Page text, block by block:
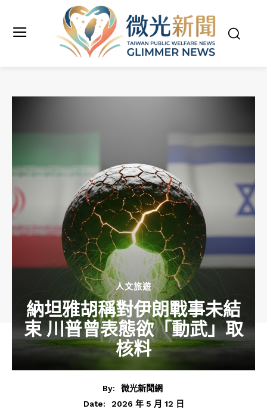
人文旅遊
納坦雅胡稱對伊朗戰事未結
束 川普曾表態欲「動武」取
核料
By:
微光新聞網
Date:
2026 年 5 月 12 日